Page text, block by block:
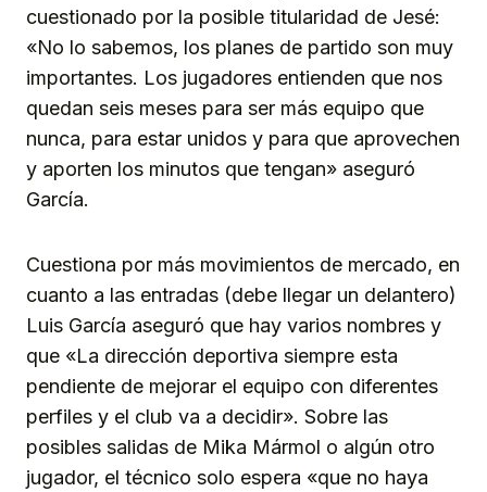
cuestionado por la posible titularidad de Jesé:
«No lo sabemos, los planes de partido son muy
importantes. Los jugadores entienden que nos
quedan seis meses para ser más equipo que
nunca, para estar unidos y para que aprovechen
y aporten los minutos que tengan» aseguró
García.
Cuestiona por más movimientos de mercado, en
cuanto a las entradas (debe llegar un delantero)
Luis García aseguró que hay varios nombres y
que «La dirección deportiva siempre esta
pendiente de mejorar el equipo con diferentes
perfiles y el club va a decidir». Sobre las
posibles salidas de Mika Mármol o algún otro
jugador, el técnico solo espera «que no haya